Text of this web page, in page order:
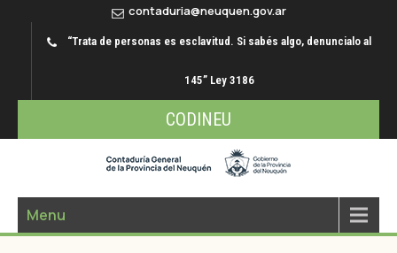
contaduria@neuquen.gov.ar
“Trata de personas es esclavitud. Si sabés algo, denuncialo al
145” Ley 3186
CODINEU
Menu